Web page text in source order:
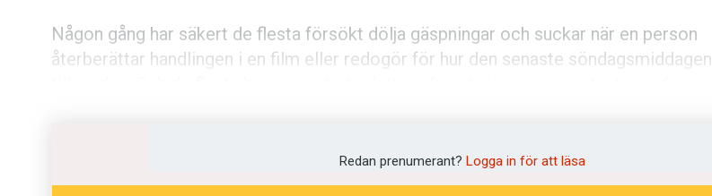
Någon gång har säkert de flesta försökt dölja gäspningar och suckar när en person
återberättar handlingen i en film eller redogör för hur den senaste söndagsmiddagen
I en serie studier publicerade i tidskriften Psychological Sciencekonstaterar
forskare i psykologi att berättaren överskattar lockelsen i en berättelse om något
Redan prenumerant? Logga in för att läsa